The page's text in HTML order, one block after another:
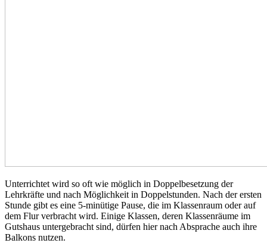
Unterrichtet wird so oft wie möglich in Doppelbesetzung der
Lehrkräfte und nach Möglichkeit in Doppelstunden. Nach der ersten
Stunde gibt es eine 5-minütige Pause, die im Klassenraum oder auf
dem Flur verbracht wird. Einige Klassen, deren Klassenräume im
Gutshaus untergebracht sind, dürfen hier nach Absprache auch ihre
Balkons nutzen.